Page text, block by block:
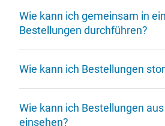
Wie kann ich gemeinsam in
Bestellungen durchführen?
Wie kann ich Bestellungen
Wie kann ich Bestellungen
einsehen?